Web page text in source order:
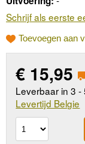
Schrijf als eerste
Toevoegen aan
€ 15,95
Leverbaar in 3
Levertijd Belgie